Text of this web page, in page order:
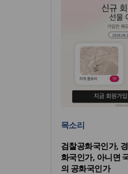
목소리
검찰공화국인가,
화국인가, 아니면
의 공화국인가